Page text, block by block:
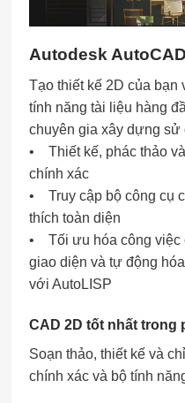
Autodesk
Tạo thiết kế 2D của bạn
tính năng tài liệu hàng
chuyên gia xây dựng sử
• Thiết kế, phác thảo
chính xác
• Truy cập bộ công cụ
thích toàn diện
• Tối ưu hóa công việc
giao diện và tự động
với AutoLISP
CAD 2D tốt nhất trong
Soạn thảo, thiết kế và
chính xác và bộ tính